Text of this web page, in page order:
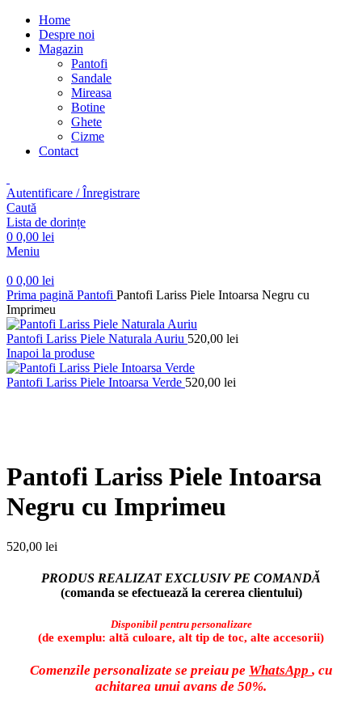
Home
Despre noi
Magazin
Pantofi
Sandale
Mireasa
Botine
Ghete
Cizme
Contact
Autentificare / Înregistrare
Caută
Lista de dorințe
0 0,00 lei
Meniu
0 0,00 lei
Prima pagină Pantofi Pantofi Lariss Piele Intoarsa Negru cu
Imprimeu
Pantofi Lariss Piele Naturala Auriu 520,00 lei
Inapoi la produse
Pantofi Lariss Piele Intoarsa Verde 520,00 lei
Pantofi Lariss Piele Intoarsa
Negru cu Imprimeu
520,00 lei
PRODUS REALIZAT EXCLUSIV PE COMANDĂ
(comanda se efectuează la cererea clientului)
Disponibil pentru personalizare
(de exemplu: altă culoare, alt tip de toc, alte accesorii)
Comenzile personalizate se preiau pe WhatsApp , cu
achitarea unui avans de 50%.